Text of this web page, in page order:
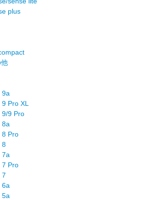
plus
9a
Pro XL
9/9 Pro
8a
8 Pro
8
7a
7 Pro
7
6a
5a